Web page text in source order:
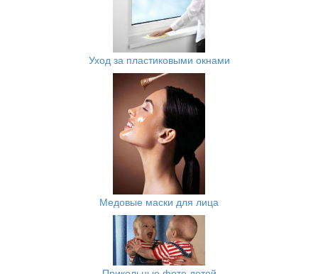
Уход за пластиковыми окнами
Медовые маски для лица